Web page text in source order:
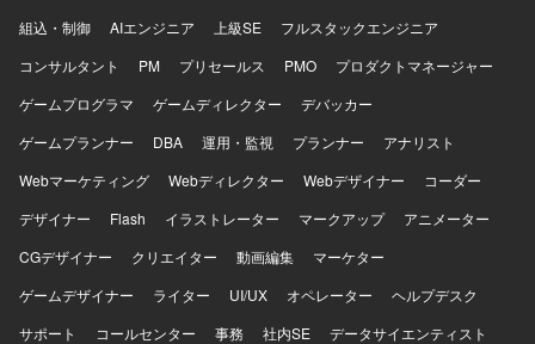
組込・制御
AIエンジニア 上級SE
フルスタックエンジニア
コンサルタント
PM プリセールス PMO
プロダクトマネージャー
ゲームプログラマ
ゲームディレクター
デバッカー
ゲームプランナー
DBA 運用・監視 プランナー
アナリスト
Webマーケティング
Webディレクター Webデザイナー
コーダー
デザイナー
Flash イラストレーター マークアップ
アニメーター
CGデザイナー
クリエイター 動画編集
マーケター
ゲームデザイナー
ライター UI/UX オペレーター
ヘルプデスク
サポート
コールセンター 事務 社内SE
データサイエンティスト